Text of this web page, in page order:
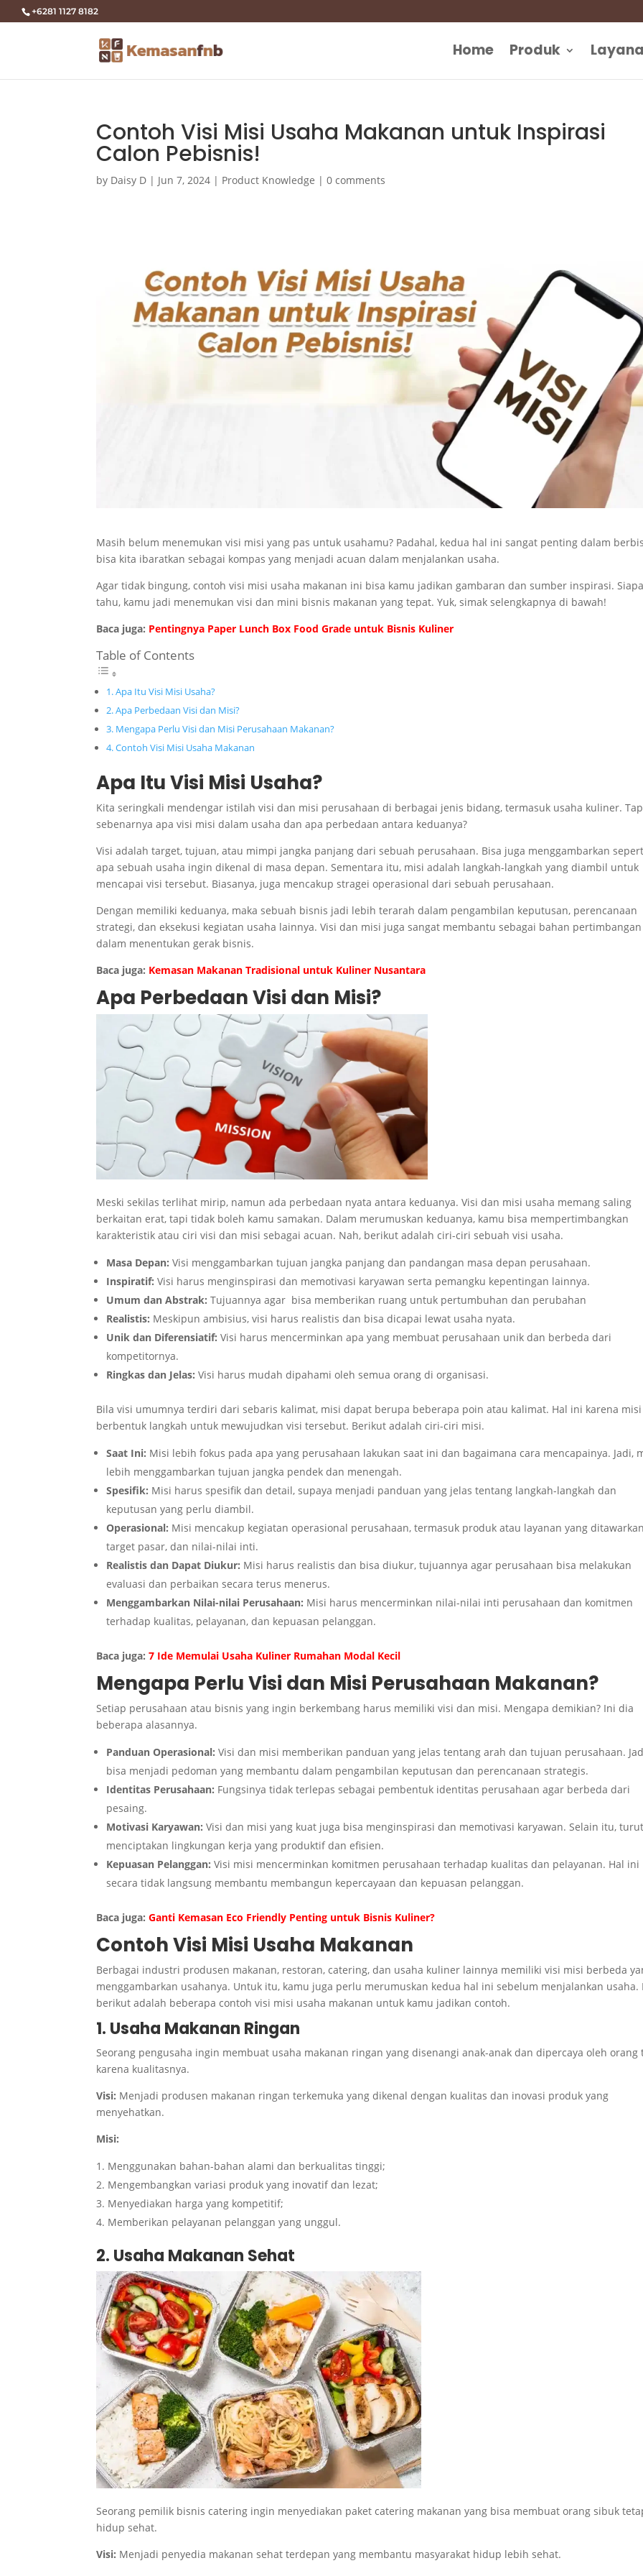
+6281 1127 8182
Home Produk
Contoh Visi Misi Usaha Makanan untuk Inspirasi
Calon Pebisnis!
by Daisy D | Jun 7, 2024 | Product Knowledge |0 comments
Masih belum menemukan visi misi yang pas untuk usahamu? Padahal, kedua hal ini sangat penting dalam
bisa kita ibaratkan sebagai kompas yang menjadi acuan dalam menjalankan usaha.
Agar tidak bingung, contoh visi misi usaha makanan ini bisa kamu jadikan gambaran dan sumber inspirasi.
tahu, kamu jadi menemukan visi dan mini bisnis makanan yang tepat. Yuk, simak selengkapnya di bawah!
Baca juga: Pentingnya Paper Lunch Box Food Grade untuk Bisnis Kuliner
Table of Contents
Apa Itu Visi Misi Usaha?
Apa Perbedaan Visi dan Misi?
Mengapa Perlu Visi dan Misi Perusahaan Makanan?
Contoh Visi Misi Usaha Makanan
Apa Itu Visi Misi Usaha?
Kita seringkali mendengar istilah visi dan misi perusahaan di berbagai jenis bidang, termasuk usaha kuliner.
sebenarnya apa visi misi dalam usaha dan apa perbedaan antara keduanya?
Visi adalah target, tujuan, atau mimpi jangka panjang dari sebuah perusahaan. Bisa juga menggambarkan
apa sebuah usaha ingin dikenal di masa depan. Sementara itu, misi adalah langkah-langkah yang diambil untuk
mencapai visi tersebut. Biasanya, juga mencakup stragei operasional dari sebuah perusahaan.
Dengan memiliki keduanya, maka sebuah bisnis jadi lebih terarah dalam pengambilan keputusan, perencanaan
strategi, dan eksekusi kegiatan usaha lainnya. Visi dan misi juga sangat membantu sebagai bahan pertimbangan
dalam menentukan gerak bisnis.
Baca juga: Kemasan Makanan Tradisional untuk Kuliner Nusantara
Apa Perbedaan Visi dan Misi?
Meski sekilas terlihat mirip, namun ada perbedaan nyata antara keduanya. Visi dan misi usaha memang saling
berkaitan erat, tapi tidak boleh kamu samakan. Dalam merumuskan keduanya, kamu bisa mempertimbangkan
karakteristik atau ciri visi dan misi sebagai acuan. Nah, berikut adalah ciri-ciri sebuah visi usaha.
Masa Depan: Visi menggambarkan tujuan jangka panjang dan pandangan masa depan perusahaan.
Inspiratif: Visi harus menginspirasi dan memotivasi karyawan serta pemangku kepentingan lainnya.
Umum dan Abstrak:Tujuannya agar bisa memberikan ruang untuk pertumbuhan dan perubahan
Realistis: Meskipun ambisius, visi harus realistis dan bisa dicapai lewat usaha nyata.
Unik dan Diferensiatif: Visi harus mencerminkan apa yang membuat perusahaan unik dan berbeda dari
kompetitornya.
Ringkas dan Jelas: Visi harus mudah dipahami oleh semua orang di organisasi.
Bila visi umumnya terdiri dari sebaris kalimat, misi dapat berupa beberapa poin atau kalimat. Hal ini karena misi
berbentuk langkah untuk mewujudkan visi tersebut. Berikut adalah ciri-ciri misi.
Saat Ini: Misi lebih fokus pada apa yang perusahaan lakukan saat ini dan bagaimana cara mencapainya. Jadi,
lebih menggambarkan tujuan jangka pendek dan menengah.
Spesifik: Misi harus spesifik dan detail, supaya menjadi panduan yang jelas tentang langkah-langkah dan
keputusan yang perlu diambil.
Operasional: Misi mencakup kegiatan operasional perusahaan, termasuk produk atau layanan yang
target pasar, dan nilai-nilai inti.
Realistis dan Dapat Diukur: Misi harus realistis dan bisa diukur, tujuannya agar perusahaan bisa melakukan
evaluasi dan perbaikan secara terus menerus.
Menggambarkan Nilai-nilai Perusahaan: Misi harus mencerminkan nilai-nilai inti perusahaan dan komitmen
terhadap kualitas, pelayanan, dan kepuasan pelanggan.
Baca juga:7 Ide Memulai Usaha Kuliner Rumahan Modal Kecil
Mengapa Perlu Visi dan Misi Perusahaan Makanan?
Setiap perusahaan atau bisnis yang ingin berkembang harus memiliki visi dan misi. Mengapa demikian? Ini dia
beberapa alasannya.
Panduan Operasional: Visi dan misi memberikan panduan yang jelas tentang arah dan tujuan perusahaan.
bisa menjadi pedoman yang membantu dalam pengambilan keputusan dan perencanaan strategis.
Identitas Perusahaan: Fungsinya tidak terlepas sebagai pembentuk identitas perusahaan agar berbeda dari
pesaing.
Motivasi Karyawan: Visi dan misi yang kuat juga bisa menginspirasi dan memotivasi karyawan. Selain itu,
menciptakan lingkungan kerja yang produktif dan efisien.
Kepuasan Pelanggan: Visi misi mencerminkan komitmen perusahaan terhadap kualitas dan pelayanan. Hal ini
secara tidak langsung membantu membangun kepercayaan dan kepuasan pelanggan.
Baca juga:Ganti Kemasan Eco Friendly Penting untuk Bisnis Kuliner?
Contoh Visi Misi Usaha Makanan
Berbagai industri produsen makanan, restoran, catering, dan usaha kuliner lainnya memiliki visi misi berbeda
menggambarkan usahanya. Untuk itu, kamu juga perlu merumuskan kedua hal ini sebelum menjalankan usaha.
berikut adalah beberapa contoh visi misi usaha makanan untuk kamu jadikan contoh.
1. Usaha Makanan Ringan
Seorang pengusaha ingin membuat usaha makanan ringan yang disenangi anak-anak dan dipercaya oleh orang
karena kualitasnya.
Visi: Menjadi produsen makanan ringan terkemuka yang dikenal dengan kualitas dan inovasi produk yang
menyehatkan.
Misi:
Menggunakan bahan-bahan alami dan berkualitas tinggi;
Mengembangkan variasi produk yang inovatif dan lezat;
Menyediakan harga yang kompetitif;
Memberikan pelayanan pelanggan yang unggul.
2. Usaha Makanan Sehat
Seorang pemilik bisnis catering ingin menyediakan paket catering makanan yang bisa membuat orang sibuk
hidup sehat.
Visi: Menjadi penyedia makanan sehat terdepan yang membantu masyarakat hidup lebih sehat.